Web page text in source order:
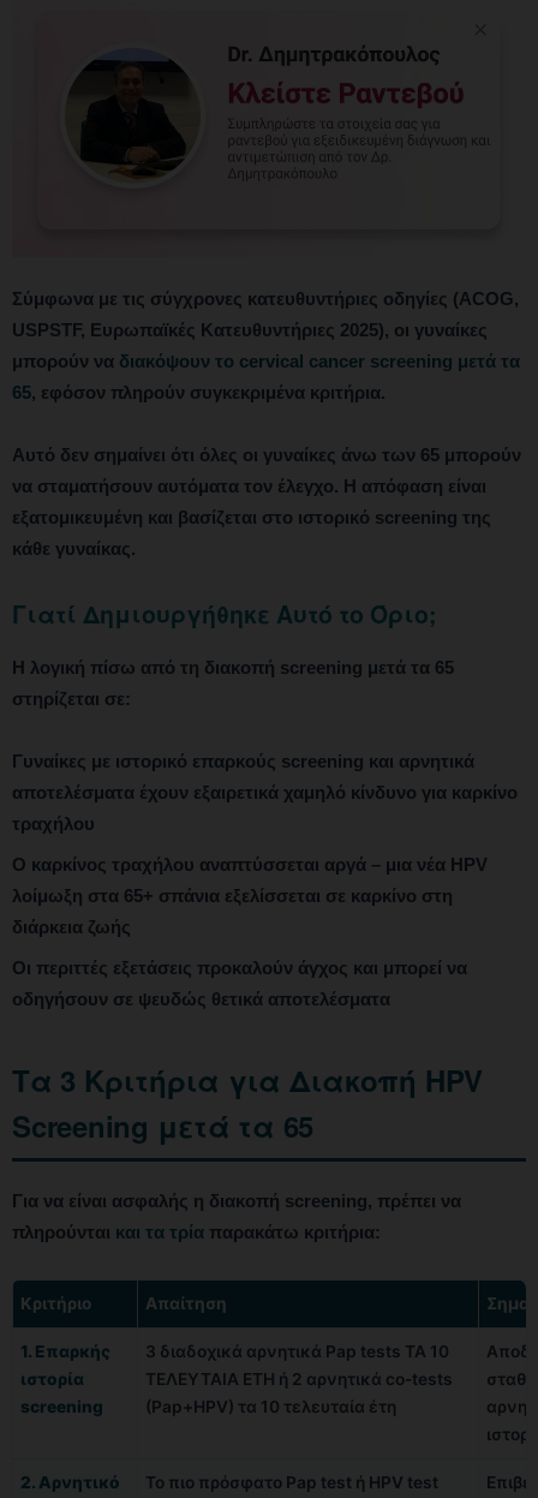
Σύμφωνα με τις σύγχρονες κατευθυντήριες οδηγίες (ACOG,
USPSTF, Ευρωπαϊκές Κατευθυντήριες 2025), οι γυναίκες
μπορούν να διακόψουν το cervical cancer screening μετά τα
65, εφόσον πληρούν συγκεκριμένα κριτήρια.
Αυτό δεν σημαίνει ότι όλες οι γυναίκες άνω των 65 μπορούν
να σταματήσουν αυτόματα τον έλεγχο. Η απόφαση είναι
εξατομικευμένη και βασίζεται στο ιστορικό screening της
κάθε γυναίκας.
Γιατί Δημιουργήθηκε Αυτό το Όριο;
Η λογική πίσω από τη διακοπή screening μετά τα 65
στηρίζεται σε:
Γυναίκες με ιστορικό επαρκούς screening και αρνητικά
αποτελέσματα έχουν εξαιρετικά χαμηλό κίνδυνο για καρκίνο
τραχήλου
Ο καρκίνος τραχήλου αναπτύσσεται αργά – μια νέα HPV
λοίμωξη στα 65+ σπάνια εξελίσσεται σε καρκίνο στη
διάρκεια ζωής
Οι περιττές εξετάσεις προκαλούν άγχος και μπορεί να
οδηγήσουν σε ψευδώς θετικά αποτελέσματα
Τα 3 Κριτήρια για Διακοπή HPV
Screening μετά τα 65
Για να είναι ασφαλής η διακοπή screening, πρέπει να
πληρούνται και τα τρία παρακάτω κριτήρια:
Κριτήριο Απαίτηση
1. Επαρκής
ιστορία
screening
3 διαδοχικά αρνητικά Pap tests ΤΑ 10
ΤΕΛΕΥΤΑΙΑ ΕΤΗ ή 2 αρνητικά co-tests
(Pap+HPV) τα 10 τελευταία έτη
2. Αρνητικό
Το πιο πρόσφατο Pap test ή HPV test